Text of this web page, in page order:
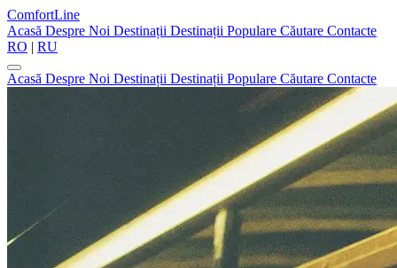
ComfortLine
Acasă Despre Noi Destinații Destinații Populare Căutare Contacte
RO | RU
Acasă Despre Noi Destinații Destinații Populare Căutare Contacte